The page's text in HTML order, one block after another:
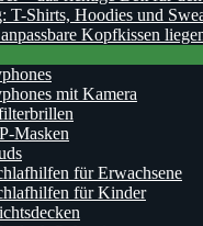
T-Shirts, Hoodies und
Kopfkissen
mit Kamera
Masken
für Erwachsene
für Kinder